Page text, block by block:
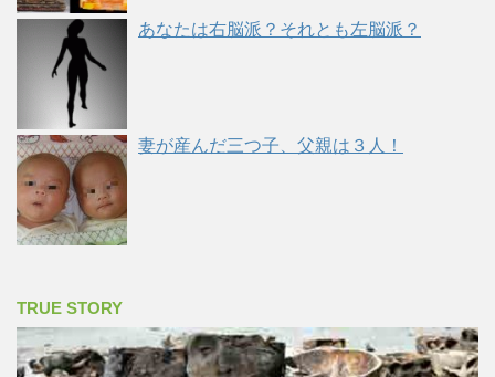
あなたは右脳派？それとも左脳派？
妻が産んだ三つ子、父親は３人！
TRUE STORY